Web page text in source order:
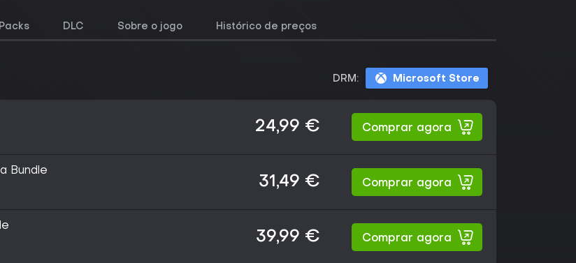
Packs DLC Sobre o jogo Histórico de preços
DRM: Microsoft Store
24,99 € Comprar agora
Bundle
31,49 € Comprar agora
39,99 € Comprar agora